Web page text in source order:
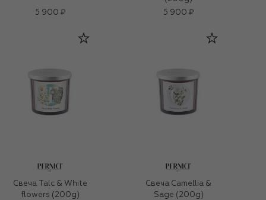
5 900 ₽
5 900 ₽
Свеча Talc & White
flowers (200g)
Свеча Camellia &
Sage (200g)